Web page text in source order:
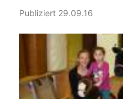
Publiziert 29.09.16